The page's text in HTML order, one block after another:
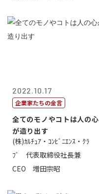
2022.10.17
企業家たちの金言
全てのモノやコトは人の心
が造り出す
(株)ｶﾙﾁｭｱ・ｺﾝﾋﾞﾆｴﾝｽ・ｸﾗ
ﾌﾞ 代表取締役社長兼
CEO 増田宗昭